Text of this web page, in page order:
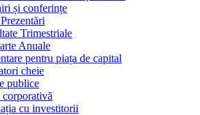
și conferințe
Trimestriale
Anuale
pentru piața de capital
cheie
publice
cu investitorii